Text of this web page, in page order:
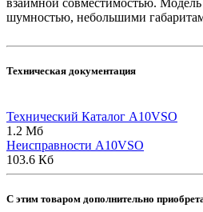
шумностью, небольшими
Техническая документация
Технический Каталог A10VSO
1.2 Мб
Неисправности A10VSO
103.6 Кб
C этим товаром дополнительно